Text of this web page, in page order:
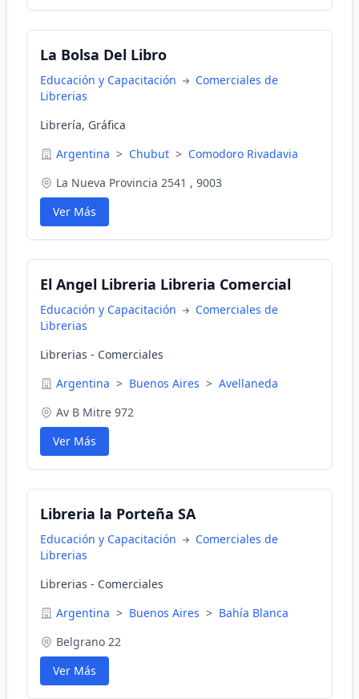
La Bolsa Del Libro
Educación y Capacitación
Comerciales de
Librerias
Librería, Gráfica
Argentina > Chubut > Comodoro Rivadavia
La Nueva Provincia 2541 , 9003
Ver Más
El Angel Libreria Libreria Comercial
Educación y Capacitación
Comerciales de
Librerias
Librerias - Comerciales
Argentina > Buenos Aires > Avellaneda
Av B Mitre 972
Ver Más
Libreria la Porteña SA
Educación y Capacitación
Comerciales de
Librerias
Librerias - Comerciales
Argentina > Buenos Aires > Bahía Blanca
Belgrano 22
Ver Más